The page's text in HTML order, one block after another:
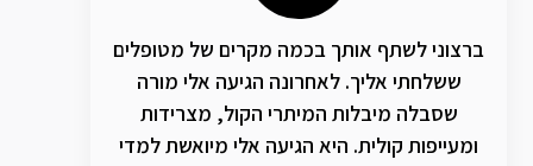
ברצוני לשתף אותך בכמה מקרים של מטופלים
ששלחתי אליך. לאחרונה הגיעה אלי מורה
שסבלה מיבלות המיתרי הקול, מצרידות
ומעייפות קולית. היא הגיעה אלי מיואשת למדי